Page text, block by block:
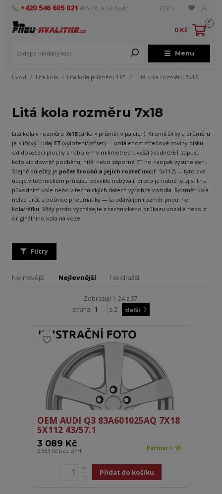
Menu
CZK
+420 546 605 021 (Po-Pá, 9-16 hod.)
0
0 Kč
Úvod Litá kola Litá kola průměru 18" Litá kola rozměru 7x18
Litá kola rozměru 7x18
Litá kola v rozměru 7x18(šířka × průměr v palcích). Kromě šířky a průměru
je klíčový i údaj ET (vyložení/offset) — vzdálenost středové roviny disku
od dosedací plochy s nábojem v milimetrech; vyšší (kladné) ET zapustí
kolo víc dovnitř podběhu, nižší nebo záporné ET ho naopak vysune ven.
Stejně důležitý je počet šroubů a jejich rozteč(např. 5x112) — tyto dva
údaje v technickém průkazu obvykle nebývají, proto je nutné je zjistit na
původním kole nebo v technických datech výrobce vozidla. Rozměr kola
nelze určit z bočnice pneumatiky — ta udává jen rozměr pneu, ne
kola/ráfku. Vždy proto vycházejte z technického průkazu vozidla nebo z
originálního kola na voze.
Filtry
Nejnovější Nejlevnější Nejdražší
Zobrazuji 1-24 z 37
strana
z 2 další
OEM AUDI Q3 83A601025AQ 7X18
5X112 43/57.1
3 089 Kč
2 553 Kč bez DPH Partner > 10
Přidat do košíku